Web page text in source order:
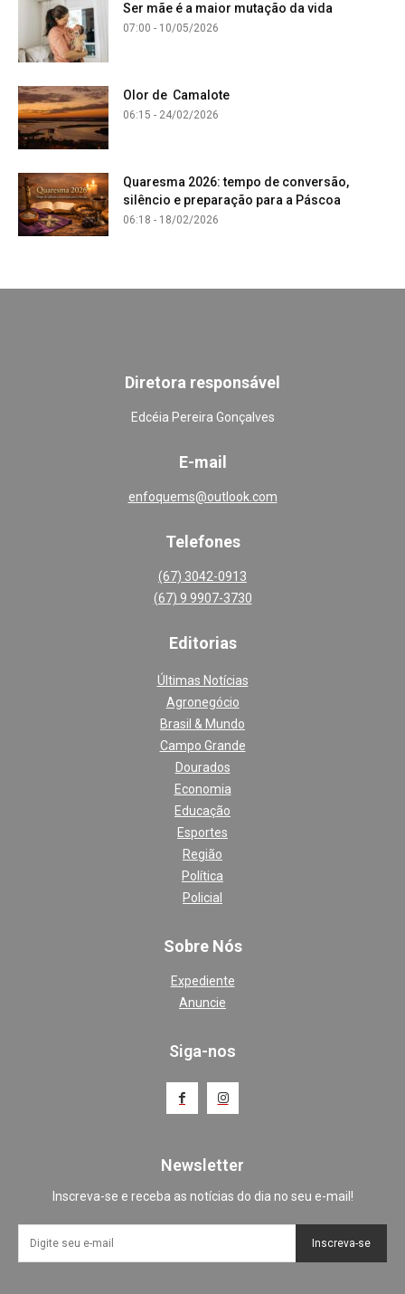
Ser mãe é a maior mutação da vida
07:00 - 10/05/2026
Olor de Camalote
06:15 - 24/02/2026
Quaresma 2026: tempo de conversão,
silêncio e preparação para a Páscoa
06:18 - 18/02/2026
Diretora responsável
Edcéia Pereira Gonçalves
E-mail
enfoquems@outlook.com
Telefones
(67) 3042-0913
(67) 9 9907-3730
Editorias
Últimas Notícias
Agronegócio
Brasil & Mundo
Campo Grande
Dourados
Economia
Educação
Esportes
Região
Política
Policial
Sobre Nós
Expediente
Anuncie
Siga-nos
Newsletter
Inscreva-se e receba as notícias do dia no seu e-mail!
Inscreva-se